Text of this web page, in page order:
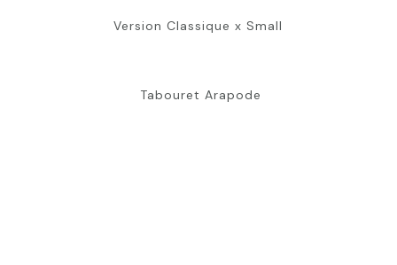
Version Classique x Small
Tabouret Arapode